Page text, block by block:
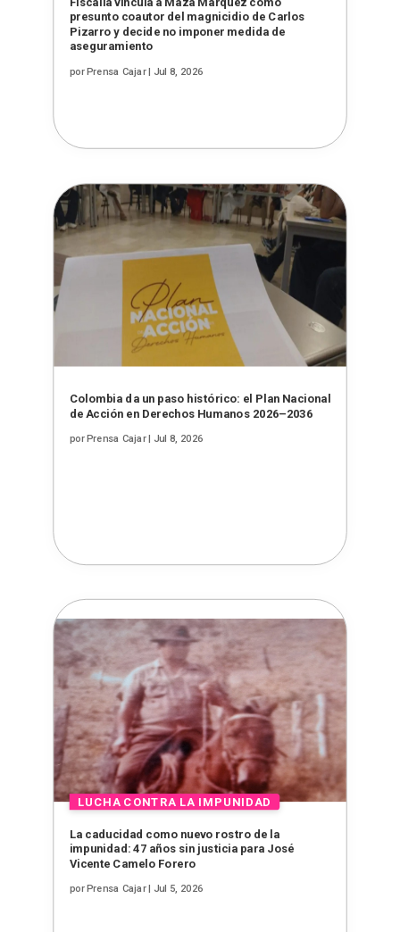
presunto coautor del magnicidio de Carlos
Pizarro y decide no imponer medida de
aseguramiento
porPrensa Cajar| Jul 8, 2026
Colombia da un paso histórico: el Plan Nacional
de Acción en Derechos Humanos 2026–2036
porPrensa Cajar| Jul 8, 2026
La caducidad como nuevo rostro de la
impunidad: 47 años sin justicia para José
Vicente Camelo Forero
porPrensa Cajar| Jul 5, 2026